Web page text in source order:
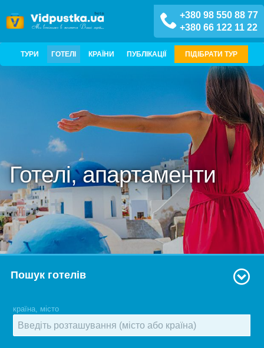
+380 98 550 88 77
+380 66 122 11 22
ТУРИ ГОТЕЛІ КРАЇНИ ПУБЛІКАЦІЇ ПІДІБРАТИ ТУР
Готелі, апартаменти
Пошук готелів
країна, місто